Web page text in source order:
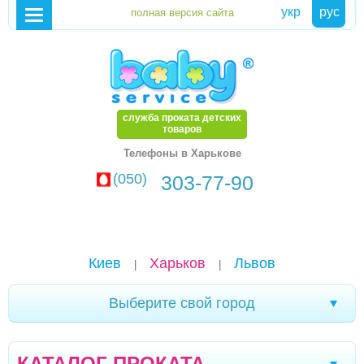
укр рус
служба проката детских
товаров
Телефоны в Харькове
(050) 303-77-90
Киев Харьков Львов
Выберите свой город